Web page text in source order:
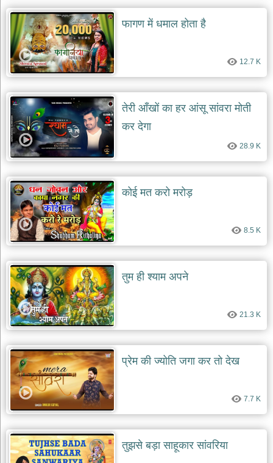
बावा
लाल
दयाल
भजन
bawa
lal
dayal
bhajans
शनि
देव
भजन
shani
dev
bhajans
आज
का
भजन
bhajan
of
the
day
जोड़ें
add
bhajans
फागण में धमाल होता है
12.7 K
तेरी आँखों का हर आंसू सांवरा मोती
कर देगा
28.9 K
कोई मत करो मरोड़
8.5 K
तुम ही श्याम अपने
21.3 K
प्रेम की ज्योति जगा कर तो देख
7.7 K
तुझसे बड़ा साहूकार सांवरिया